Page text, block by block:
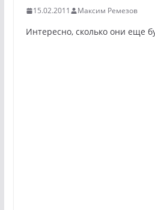
15.02.2011 Максим Ремезов
Интересно, сколько они еще